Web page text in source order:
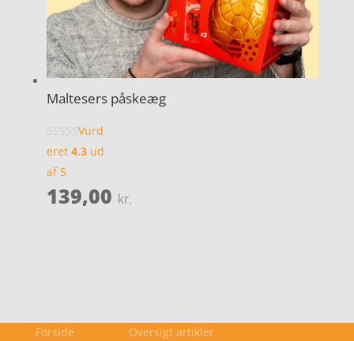
Maltesers påskeæg
Vurd
eret 4.3ud
af 5
139,00 kr.
Forside
Oversigt artikler